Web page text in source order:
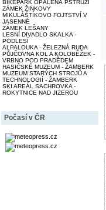
BIKEPARK OPÁLENÁ PSTRUŽÍ
ZÁMEK ŽINKOVY
MIKULÁŠTÍKOVO FOJTSTVÍ V
JASENNÉ
ZÁMEK LEŠANY
LESNÍ DIVADLO SKALKA -
PODLESÍ
ALPALOUKA - ŽELEZNÁ RUDA
PŮJČOVNA KOL A KOLOBĚŽEK -
VRBNO POD PRADĚDEM
HASIČSKÉ MUZEUM - ŽAMBERK
MUZEUM STARÝCH STROJŮ A
TECHNOLOGIÍ - ŽAMBERK
SKI AREÁL SACHROVKA -
ROKYTNICE NAD JIZEROU
Počasí v ČR